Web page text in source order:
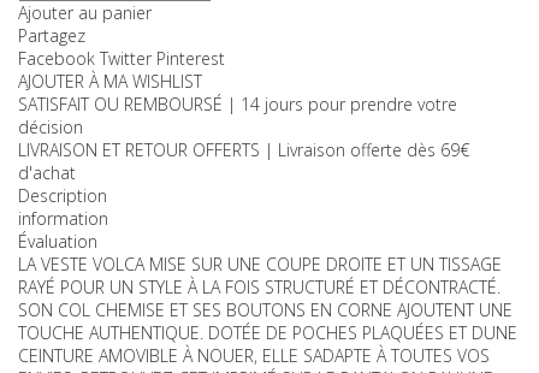
Ajouter au panier
Partagez
Facebook Twitter Pinterest
AJOUTER À MA WISHLIST
SATISFAIT OU REMBOURSÉ | 14 jours pour prendre votre
décision
LIVRAISON ET RETOUR OFFERTS | Livraison offerte dès 69€
d'achat
Description
information
Évaluation
LA VESTE VOLCA MISE SUR UNE COUPE DROITE ET UN TISSAGE
RAYÉ POUR UN STYLE À LA FOIS STRUCTURÉ ET DÉCONTRACTÉ.
SON COL CHEMISE ET SES BOUTONS EN CORNE AJOUTENT UNE
TOUCHE AUTHENTIQUE. DOTÉE DE POCHES PLAQUÉES ET DUNE
CEINTURE AMOVIBLE À NOUER, ELLE SADAPTE À TOUTES VOS